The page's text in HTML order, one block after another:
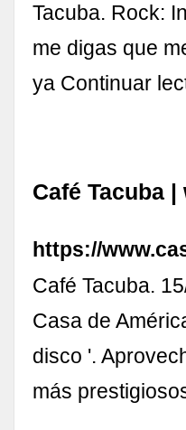
Tacuba. Rock:
me digas que
ya Continuar
Café Tacuba
https://
Café Tacuba.
Casa de
disco '.
más